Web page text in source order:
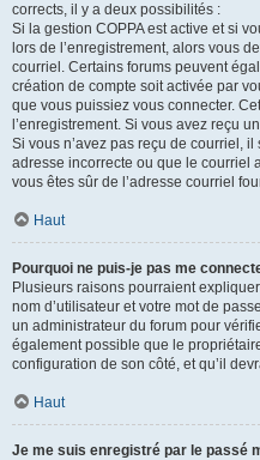
corrects, il y a deux possibilités :
Si la gestion COPPA est active et si
lors de l’enregistrement, alors vous
courriel. Certains forums peuvent
création de compte soit activée par
que vous puissiez vous connecter.
l’enregistrement. Si vous avez reçu
Si vous n’avez pas reçu de courriel,
adresse incorrecte ou que le courriel
vous êtes sûr de l’adresse courriel
Haut
Pourquoi ne puis-je pas me
Plusieurs raisons pourraient
nom d’utilisateur et votre mot de
un administrateur du forum pour
également possible que le
configuration de son côté, et qu’il
Haut
Je me suis enregistré par le passé